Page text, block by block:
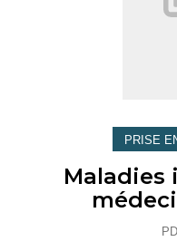
PRISE
Maladies